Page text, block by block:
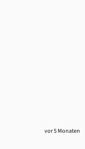
vor 5 Monaten